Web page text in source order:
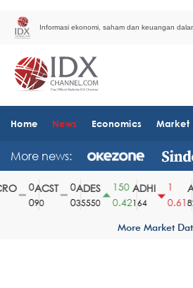
Informasi ekonomi, saham dan keuangan
Home News Economics Market
More news:
ACST
90
ADES
35550
150
0.42
ADHI
164
0.61
More Market